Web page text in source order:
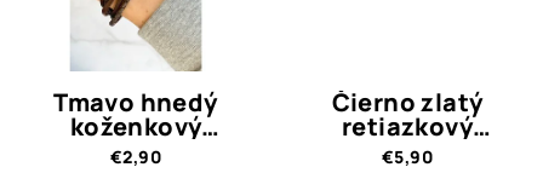
Tmavo hnedý
koženkový
náramok
€2,90
Čierno zlatý
retiazkový
náramok LIANA
€5,90